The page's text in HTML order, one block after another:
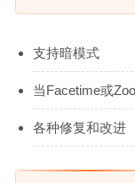
支持暗模式
当Facetime或
各种修复和改进